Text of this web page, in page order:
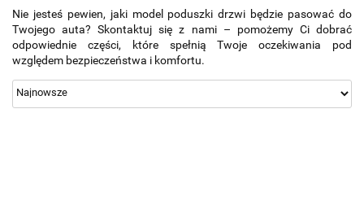
Nie jesteś pewien, jaki model poduszki drzwi będzie pasować do
Twojego auta? Skontaktuj się z nami – pomożemy Ci dobrać
odpowiednie części, które spełnią Twoje oczekiwania pod
względem bezpieczeństwa i komfortu.